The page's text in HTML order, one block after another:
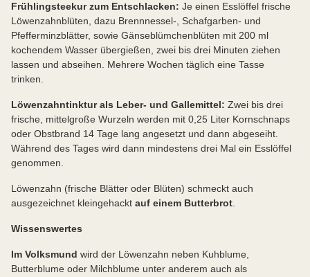
Frühlingsteekur zum Entschlacken: Je einen Esslöffel frische
Löwenzahnblüten, dazu Brennnessel-, Schafgarben- und
Pfefferminzblätter, sowie Gänseblümchenblüten mit 200 ml
kochendem Wasser übergießen, zwei bis drei Minuten ziehen
lassen und abseihen. Mehrere Wochen täglich eine Tasse
trinken.
Löwenzahntinktur als Leber- und Gallemittel: Zwei bis drei
frische, mittelgroße Wurzeln werden mit 0,25 Liter Kornschnaps
oder Obstbrand 14 Tage lang angesetzt und dann abgeseiht.
Während des Tages wird dann mindestens drei Mal ein Esslöffel
genommen.
Löwenzahn (frische Blätter oder Blüten) schmeckt auch
ausgezeichnet kleingehackt auf einem Butterbrot
Wissenswertes
Im Volksmund wird der Löwenzahn neben Kuhblume,
Butterblume oder Milchblume unter anderem auch als